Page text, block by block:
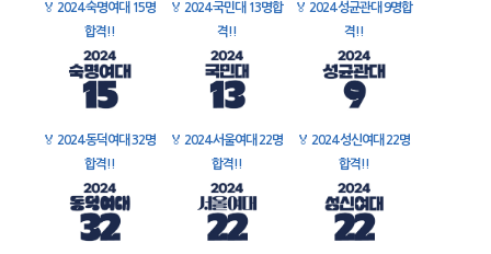
🏅 2024 숙명여대 15명
합격!!
🏅 2024 국민대 13명합
격!!
🏅 2024 성균관대 9명합
격!!
🏅 2024 동덕여대 32명
합격!!
🏅 2024 서울여대 22명
합격!!
🏅 2024 성신여대 22명
합격!!